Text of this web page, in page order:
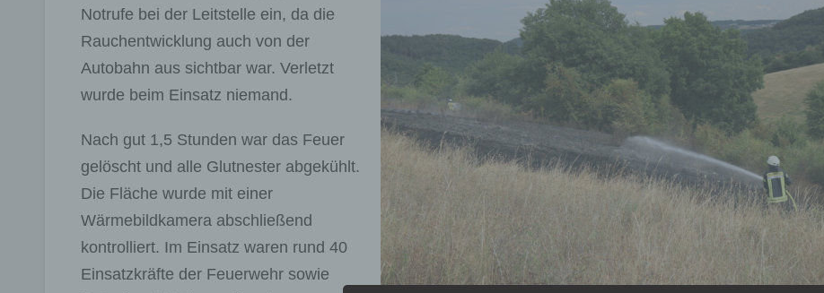
Notrufe bei der Leitstelle ein, da die
Rauchentwicklung auch von der
Autobahn aus sichtbar war. Verletzt
wurde beim Einsatz niemand.
Nach gut 1,5 Stunden war das Feuer
gelöscht und alle Glutnester abgekühlt.
Die Fläche wurde mit einer
Wärmebildkamera abschließend
kontrolliert. Im Einsatz waren rund 40
Einsatzkräfte der Feuerwehr sowie